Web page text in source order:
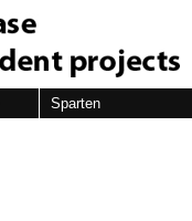
Sparten